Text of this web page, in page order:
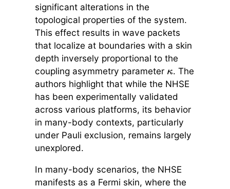
significant alterations in the
topological properties of the system.
This effect results in wave packets
that localize at boundaries with a skin
depth inversely proportional to the
coupling asymmetry parameter κ. The
authors highlight that while the NHSE
has been experimentally validated
across various platforms, its behavior
in many-body contexts, particularly
under Pauli exclusion, remains largely
unexplored.
In many-body scenarios, the NHSE
manifests as a Fermi skin, where the